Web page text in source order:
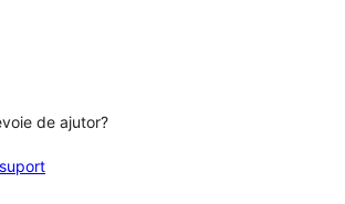
de ajutor?